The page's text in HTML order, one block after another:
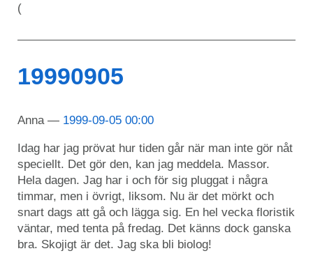
(
19990905
Anna 1999-09-05 00:00
Idag har jag prövat hur tiden går när man inte gör nåt
speciellt. Det gör den, kan jag meddela. Massor.
Hela dagen. Jag har i och för sig pluggat i några
timmar, men i övrigt, liksom. Nu är det mörkt och
snart dags att gå och lägga sig. En hel vecka floristik
väntar, med tenta på fredag. Det känns dock ganska
bra. Skojigt är det. Jag ska bli biolog!